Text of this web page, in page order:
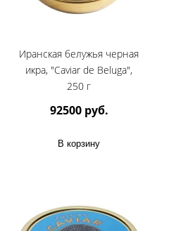
Иранская белужья черная
икра, "Caviar de Beluga",
250 г
92500 руб.
В корзину